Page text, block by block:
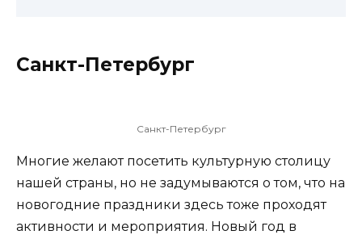
Санкт-Петербург
Санкт-Петербург
Многие желают посетить культурную столицу
нашей страны, но не задумываются о том, что на
новогодние праздники здесь тоже проходят
активности и мероприятия. Новый год в